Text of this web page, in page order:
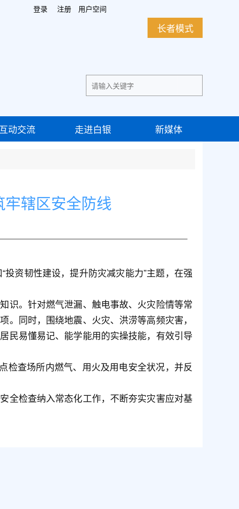
登录 注册
用户空间
长者模式
互动交流 走进白银 新媒体
辖区安全防线
资韧性建设，提升防灾减灾能力”主题，在强
识。针对燃气泄漏、触电事故、火灾险情等常
同时，围绕地震、火灾、洪涝等高频灾害，
民易懂易记、能学能用的实操技能，有效引导
检查场所内燃气、用火及用电安全状况，并反
全检查纳入常态化工作，不断夯实灾害应对基